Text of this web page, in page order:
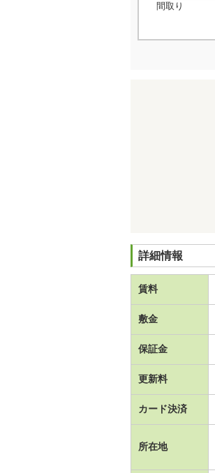
間取り
詳細情報
賃料
敷金
保証金
更新料
カード決済
所在地